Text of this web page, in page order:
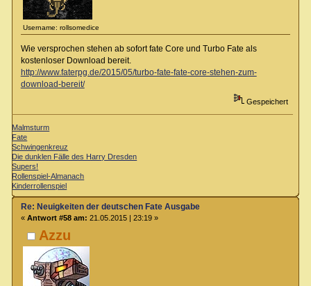
Username: rollsomedice
Wie versprochen stehen ab sofort fate Core und Turbo Fate als
kostenloser Download bereit.
http://www.faterpg.de/2015/05/turbo-fate-fate-core-stehen-zum-
download-bereit/
Gespeichert
Malmsturm
Fate
Schwingenkreuz
Die dunklen Fälle des Harry Dresden
Supers!
Rollenspiel-Almanach
Kinderrollenspiel
Azzu
Re: Neuigkeiten der deutschen Fate Ausgabe
« Antwort #58 am: 21.05.2015 | 23:19 »